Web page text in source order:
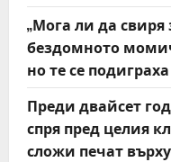
„Мога ли да свиря
бездомното
но те се
Преди двайсет
спря пред целия
сложи печат